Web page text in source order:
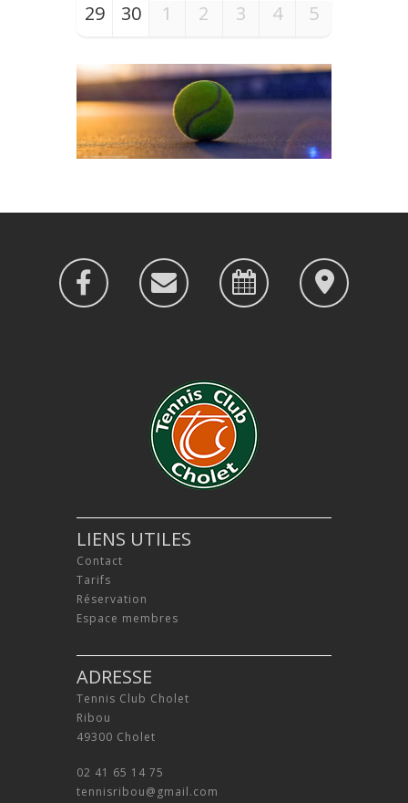
29
30 1 2 3 4 5
LIENS UTILES
Contact
Tarifs
Réservation
Espace membres
ADRESSE
Tennis Club Cholet
Ribou
49300 Cholet
02 41 65 14 75
tennisribou@gmail.com